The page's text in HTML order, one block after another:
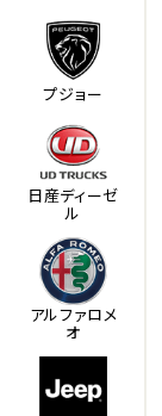
プジョー
日産ディーゼ
ル
アルファロメ
オ